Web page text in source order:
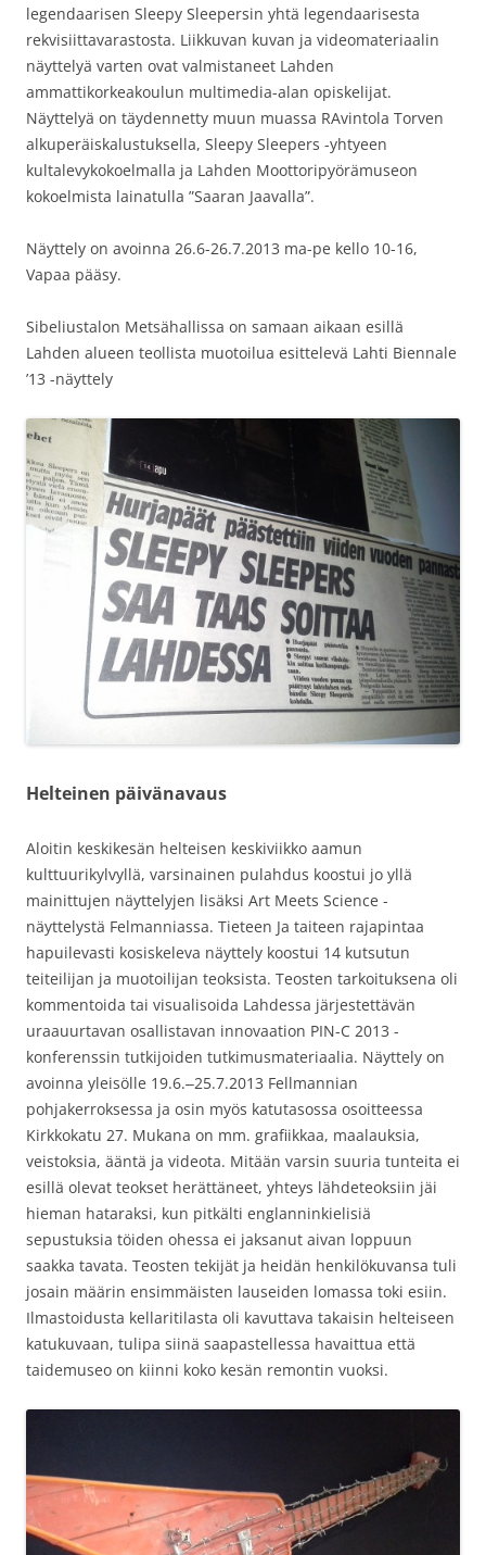
legendaarisen Sleepy Sleepersin yhtä legendaarisesta
rekvisiittavarastosta. Liikkuvan kuvan ja videomateriaalin
näyttelyä varten ovat valmistaneet Lahden
ammattikorkeakoulun multimedia-alan opiskelijat.
Näyttelyä on täydennetty muun muassa RAvintola Torven
alkuperäiskalustuksella, Sleepy Sleepers -yhtyeen
kultalevykokoelmalla ja Lahden Moottoripyörämuseon
kokoelmista lainatulla ”Saaran Jaavalla”.
Näyttely on avoinna 26.6-26.7.2013 ma-pe kello 10-16,
Vapaa pääsy.
Sibeliustalon Metsähallissa on samaan aikaan esillä
Lahden alueen teollista muotoilua esittelevä Lahti Biennale
’13 -näyttely
Helteinen päivänavaus
Aloitin keskikesän helteisen keskiviikko aamun
kulttuurikylvyllä, varsinainen pulahdus koostui jo yllä
mainittujen näyttelyjen lisäksi Art Meets Science -
näyttelystä Felmanniassa. Tieteen Ja taiteen rajapintaa
hapuilevasti kosiskeleva näyttely koostui 14 kutsutun
teiteilijan ja muotoilijan teoksista. Teosten tarkoituksena oli
kommentoida tai visualisoida Lahdessa järjestettävän
uraauurtavan osallistavan innovaation PIN-C 2013 -
konferenssin tutkijoiden tutkimusmateriaalia. Näyttely on
avoinna yleisölle 19.6.‒25.7.2013 Fellmannian
pohjakerroksessa ja osin myös katutasossa osoitteessa
Kirkkokatu 27. Mukana on mm. grafiikkaa, maalauksia,
veistoksia, ääntä ja videota. Mitään varsin suuria tunteita ei
esillä olevat teokset herättäneet, yhteys lähdeteoksiin jäi
hieman hataraksi, kun pitkälti englanninkielisiä
sepustuksia töiden ohessa ei jaksanut aivan loppuun
saakka tavata. Teosten tekijät ja heidän henkilökuvansa tuli
josain määrin ensimmäisten lauseiden lomassa toki esiin.
Ilmastoidusta kellaritilasta oli kavuttava takaisin helteiseen
katukuvaan, tulipa siinä saapastellessa havaittua että
taidemuseo on kiinni koko kesän remontin vuoksi.